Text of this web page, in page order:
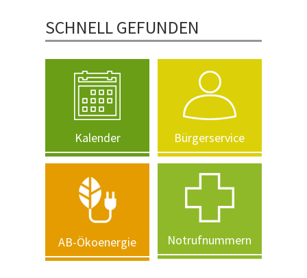
SCHNELL GEFUNDEN
Kalender Bürgerservice
AB-Ökoenergie Notrufnummern